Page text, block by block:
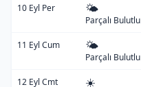
10 Eyl Per 🌤️
Parçalı Bulutlu
11 Eyl Cum 🌤️
Parçalı Bulutlu
12 Eyl Cmt ☀️